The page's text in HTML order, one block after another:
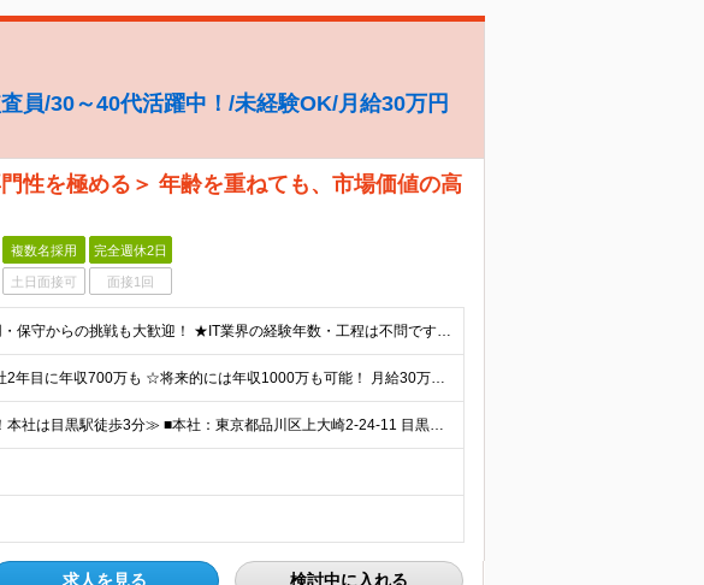
員/30～40代活躍中！/未経験OK/月給30万円
性を極める＞ 年齢を重ねても、市場価値の高
複数名採用 完全週休2日
土日面接可 面接1回
★監査未経験OK◎PMOや運用・保守からの挑戦も大歓迎！ ★IT業界の経験年数・工程は不問です ◆ITエンジニアとしての実務経験をお持ちの方（年数不問、セキュリティ、ネットワーク、インフラ、サーバー
☆ご自身の頑張り次第で、入社2年目に年収700万も ☆将来的には年収1000万も可能！ 月給30万円～50万円+賞与年2回（業績に応じる） ＝＝嘱託制度あり＝＝ 定年の60歳以降も、1年ごとの嘱託
≪月の半分はリモートワーク！本社は目黒駅徒歩3分≫ ■本社：東京都品川区上大崎2-24-11 目黒西口M2号館5階 ★月に4回程度の出社ルールあり ★国内への出張有り ★国外への出張の可能性あり
求人を見る 検討中に入れる